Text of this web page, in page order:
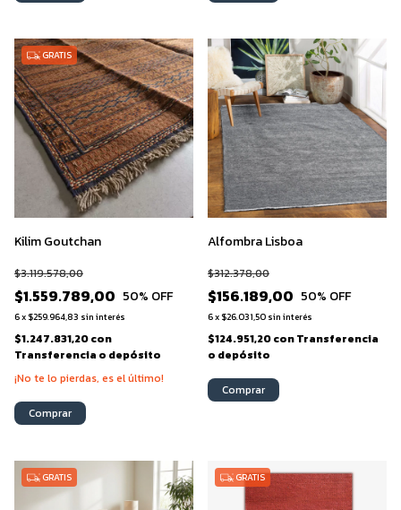
GRATIS
Kilim Goutchan
$1.559.789,00
$3.119.578,00
50% OFF
6x $259.964,83 sin interés
$1.247.831,20con
Transferencia o depósito
¡No te lo pierdas, es el último!
Comprar
Alfombra Lisboa
$156.189,00
$312.378,00
50% OFF
6x $26.031,50 sin interés
$124.951,20conTransferencia
o depósito
Comprar
GRATIS GRATIS